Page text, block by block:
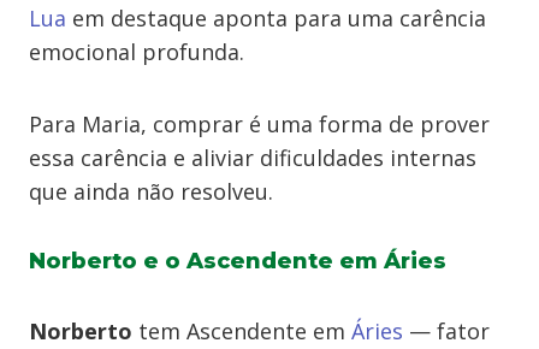
Lua em destaque aponta para uma carência
emocional profunda.
Para Maria, comprar é uma forma de prover
essa carência e aliviar dificuldades internas
que ainda não resolveu.
Norberto e o Ascendente em Áries
Norberto tem Ascendente em Áries — fator